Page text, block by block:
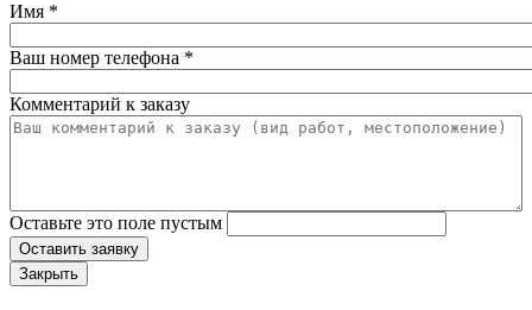
Имя *
Ваш номер телефона *
Комментарий к заказу
Оставьте это поле пустым
Оставить заявку
Закрыть